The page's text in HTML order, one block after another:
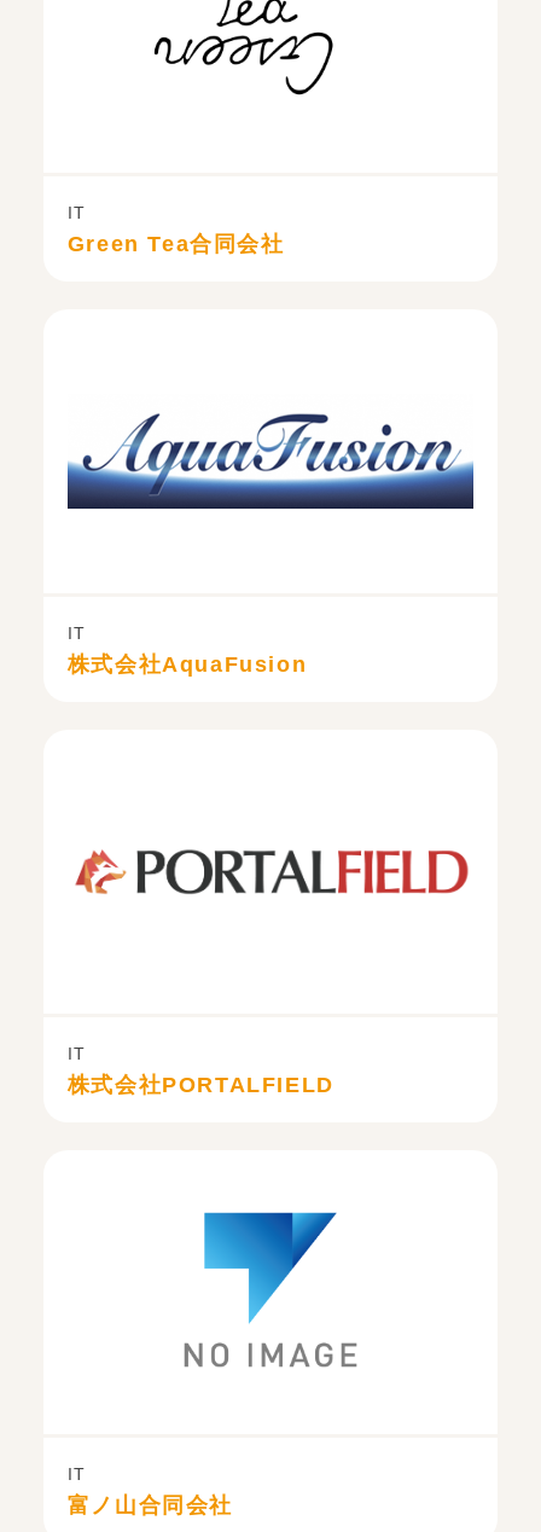
IT
Green Tea合同会社
IT
株式会社AquaFusion
IT
株式会社PORTALFIELD
IT
富ノ山合同会社